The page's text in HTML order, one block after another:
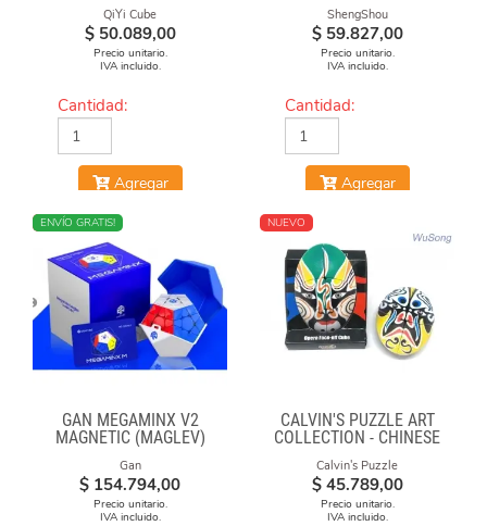
QiYi Cube
$ 50.089,00
Precio unitario.
IVA incluido.
Cantidad:
Agregar
ShengShou
$ 59.827,00
Precio unitario.
IVA incluido.
Cantidad:
Agregar
NUEVO
ENVÍO GRATIS!
GAN MEGAMINX V2
MAGNETIC (MAGLEV)
Gan
$ 154.794,00
Precio unitario.
IVA incluido.
NUEVO
CALVIN'S PUZZLE ART
COLLECTION - CHINESE
OPERA FACE-OFF CUBE
(GREEN & YELLOW
MASKS)
Calvin's Puzzle
$ 45.789,00
Precio unitario.
IVA incluido.